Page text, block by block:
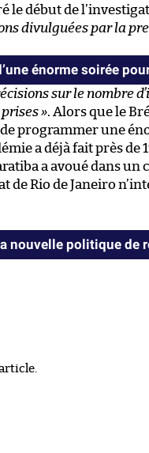
le début de
divulguées par la
énorme soirée
sur le nombre
». Alors que le
programmer une
a déjà fait près de
a avoué dans
de Rio de Janeiro
nouvelle politique de